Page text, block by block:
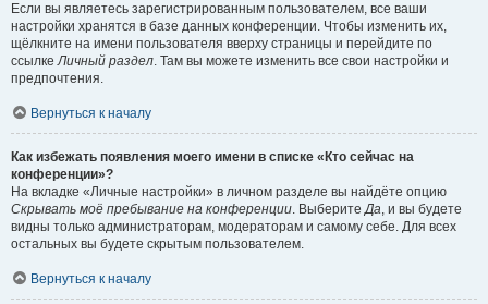
Если вы являетесь зарегистрированным пользователем, все ваши
настройки хранятся в базе данных конференции. Чтобы изменить их,
щёлкните на имени пользователя вверху страницы и перейдите по
ссылкеЛичный раздел. Там вы можете изменить все свои настройки и
предпочтения.
Вернуться к началу
Как избежать появления моего имени в списке «Кто сейчас на
конференции»?
На вкладке «Личные настройки» в личном разделе вы найдёте опцию
Скрывать моё пребывание на конференции. ВыберитеДа, и вы будете
видны только администраторам, модераторам и самому себе. Для всех
остальных вы будете скрытым пользователем.
Вернуться к началу